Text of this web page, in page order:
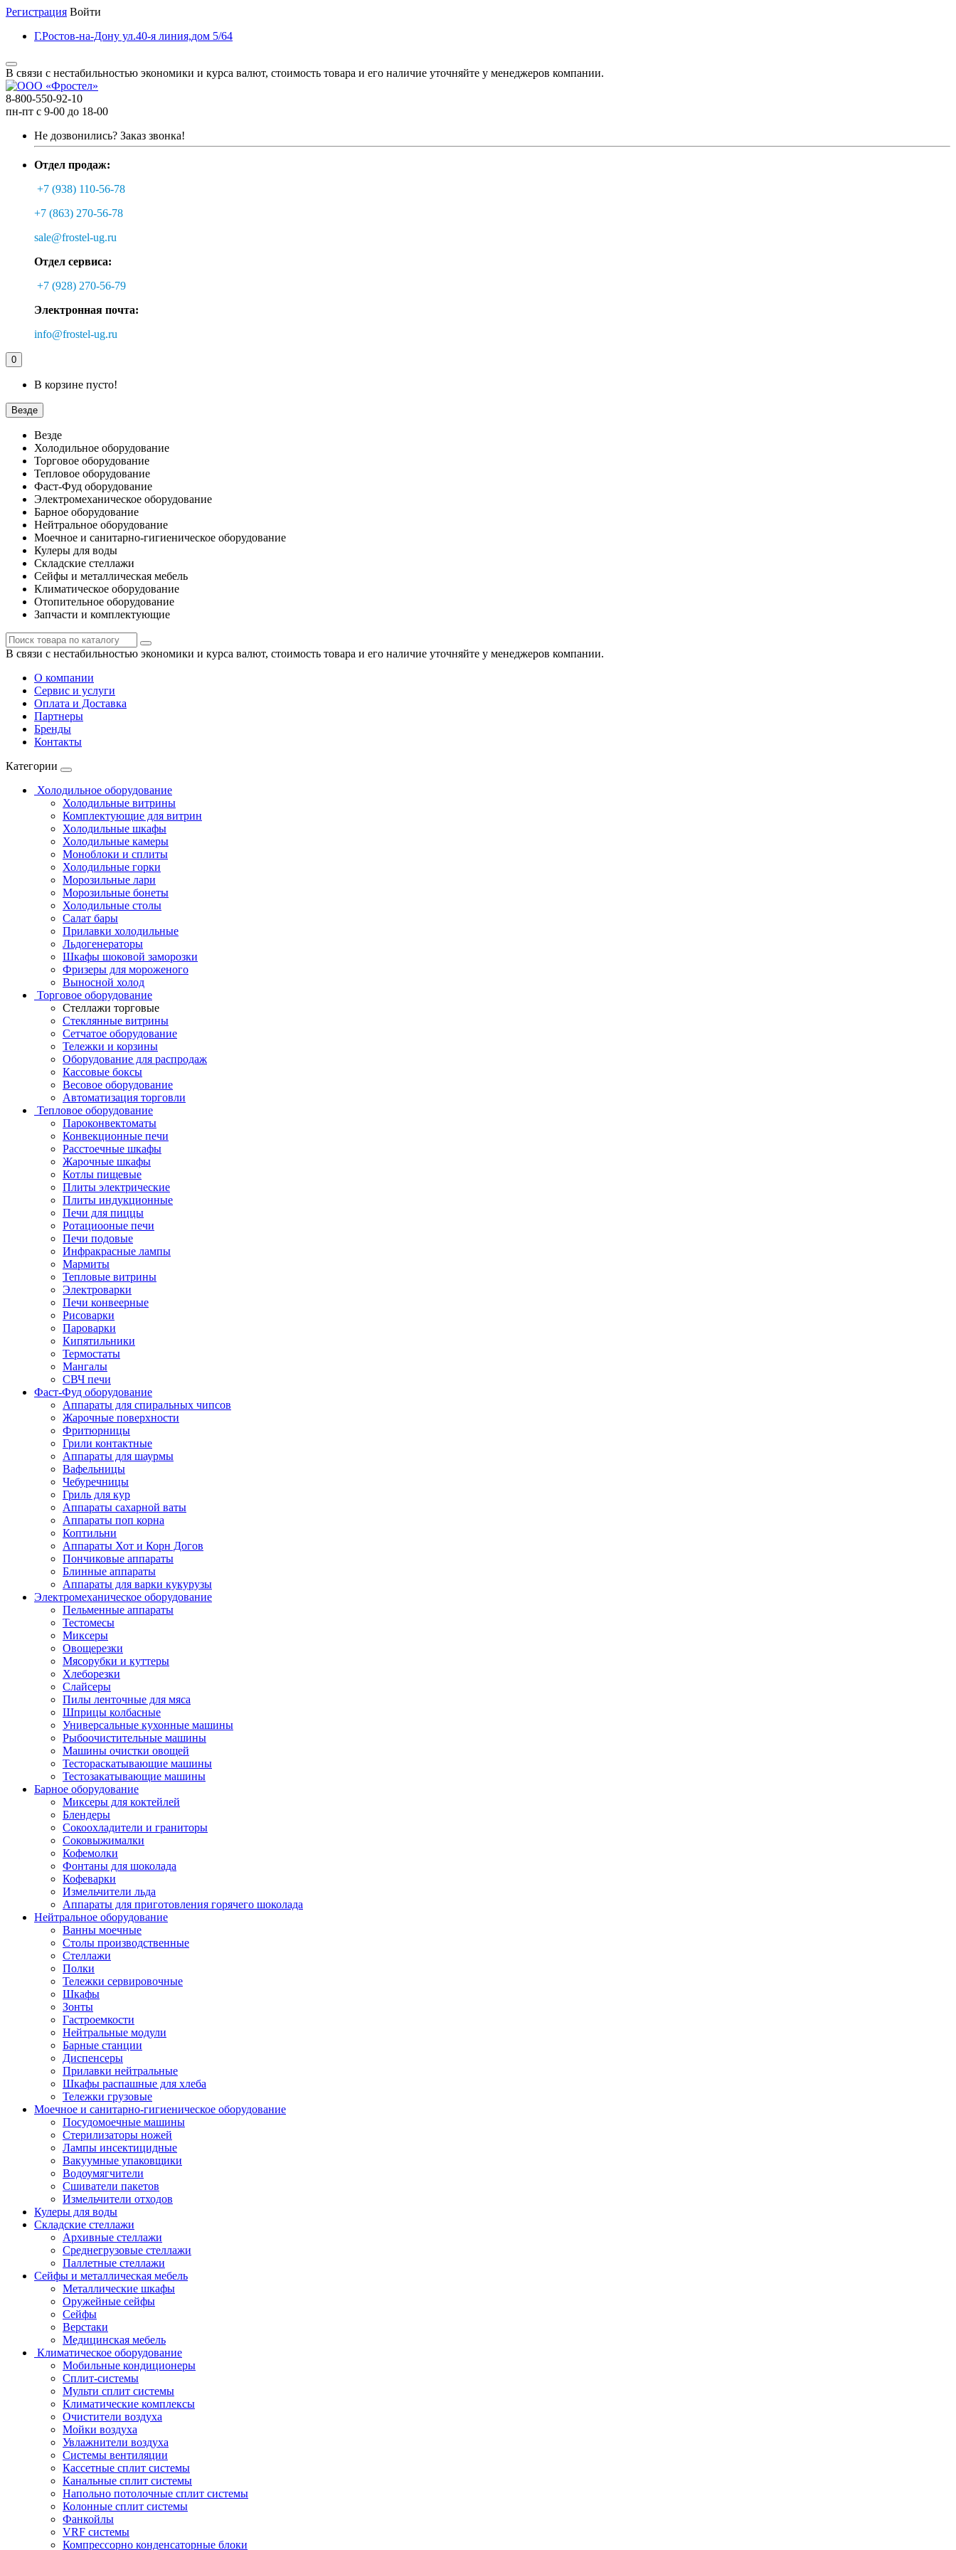
Регистрация Войти
Г.Ростов-на-Дону ул.40-я линия,дом 5/64
В связи с нестабильностью экономики и курса валют, стоимость товара и его наличие уточняйте у менеджеров компании.
8-800-550-92-10
пн-пт с 9-00 до 18-00
Не дозвонились? Заказ звонка!
Отдел продаж:
+7 (938) 110-56-78
+7 (863) 270-56-78
sale@frostel-ug.ru
Отдел сервиса:
+7 (928) 270-56-79
Электронная почта:
info@frostel-ug.ru
0
В корзине пусто!
Везде
Везде
Холодильное оборудование
Торговое оборудование
Тепловое оборудование
Фаст-Фуд оборудование
Электромеханическое оборудование
Барное оборудование
Нейтральное оборудование
Моечное и санитарно-гигиеническое оборудование
Кулеры для воды
Складские стеллажи
Сейфы и металлическая мебель
Климатическое оборудование
Отопительное оборудование
Запчасти и комплектующие
В связи с нестабильностью экономики и курса валют, стоимость товара и его наличие уточняйте у менеджеров компании.
О компании
Сервис и услуги
Оплата и Доставка
Партнеры
Бренды
Контакты
Категории
Холодильное оборудование
Холодильные витрины
Комплектующие для витрин
Холодильные шкафы
Холодильные камеры
Моноблоки и сплиты
Холодильные горки
Морозильные лари
Морозильные бонеты
Холодильные столы
Салат бары
Прилавки холодильные
Льдогенераторы
Шкафы шоковой заморозки
Фризеры для мороженого
Выносной холод
Торговое оборудование
Стеллажи торговые
Стеклянные витрины
Сетчатое оборудование
Тележки и корзины
Оборудование для распродаж
Кассовые боксы
Весовое оборудование
Автоматизация торговли
Тепловое оборудование
Пароконвектоматы
Конвекционные печи
Расстоечные шкафы
Жарочные шкафы
Котлы пищевые
Плиты электрические
Плиты индукционные
Печи для пиццы
Ротациооные печи
Печи подовые
Инфракрасные лампы
Мармиты
Тепловые витрины
Электроварки
Печи конвеерные
Рисоварки
Пароварки
Кипятильники
Термостаты
Мангалы
СВЧ печи
Фаст-Фуд оборудование
Аппараты для спиральных чипсов
Жарочные поверхности
Фритюрницы
Грили контактные
Аппараты для шаурмы
Вафельницы
Чебуречницы
Гриль для кур
Аппараты сахарной ваты
Аппараты поп корна
Коптильни
Аппараты Хот и Корн Догов
Пончиковые аппараты
Блинные аппараты
Аппараты для варки кукурузы
Электромеханическое оборудование
Пельменные аппараты
Тестомесы
Миксеры
Овощерезки
Мясорубки и куттеры
Хлеборезки
Слайсеры
Пилы ленточные для мяса
Шприцы колбасные
Универсальные кухонные машины
Рыбоочистительные машины
Машины очистки овощей
Тестораскатывающие машины
Тестозакатывающие машины
Барное оборудование
Миксеры для коктейлей
Блендеры
Сокоохладители и граниторы
Соковыжималки
Кофемолки
Фонтаны для шоколада
Кофеварки
Измельчители льда
Аппараты для приготовления горячего шоколада
Нейтральное оборудование
Ванны моечные
Столы производственные
Стеллажи
Полки
Тележки сервировочные
Шкафы
Зонты
Гастроемкости
Нейтральные модули
Барные станции
Диспенсеры
Прилавки нейтральные
Шкафы распашные для хлеба
Тележки грузовые
Моечное и санитарно-гигиеническое оборудование
Посудомоечные машины
Стерилизаторы ножей
Лампы инсектицидные
Вакуумные упаковщики
Водоумягчители
Сшиватели пакетов
Измельчители отходов
Кулеры для воды
Складские стеллажи
Архивные стеллажи
Среднегрузовые стеллажи
Паллетные стеллажи
Сейфы и металлическая мебель
Металлические шкафы
Оружейные сейфы
Сейфы
Верстаки
Медицинская мебель
Климатическое оборудование
Мобильные кондиционеры
Сплит-системы
Мульти сплит системы
Климатические комплексы
Очистители воздуха
Мойки воздуха
Увлажнители воздуха
Системы вентиляции
Кассетные сплит системы
Канальные сплит системы
Напольно потолочные сплит системы
Колонные сплит системы
Фанкойлы
VRF системы
Компрессорно конденсаторные блоки